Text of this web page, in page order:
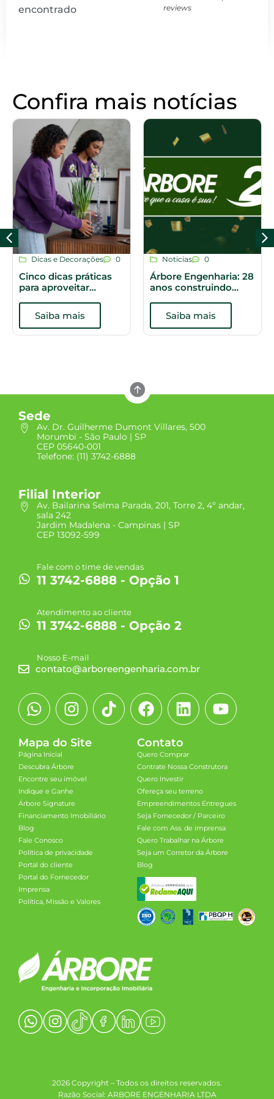
encontrado
reviews
Confira mais notícias
Dicas e Decorações 0
Cinco dicas práticas
para aproveitar
apartamento
Saiba mais
Noticias 0
Árbore Engenharia: 28
anos construindo
Saiba mais
Sede
Av. Dr. Guilherme Dumont Villares, 500
Morumbi - São Paulo | SP
CEP 05640-001
Telefone: (11) 3742-6888
Filial Interior
Av. Bailarina Selma Parada, 201, Torre 2, 4º andar,
sala 242
Jardim Madalena - Campinas | SP
CEP 13092-599
Fale com o time de vendas
11 3742-6888 - Opção 1
Atendimento ao cliente
11 3742-6888 - Opção 2
Nosso E-mail
contato@arboreengenharia.com.br
Mapa do Site
Página Inicial
Descubra Árbore
Encontre seu imóvel
Indique e Ganhe
Árbore Signature
Financiamento Imobiliário
Blog
Fale Conosco
Política de privacidade
Portal do cliente
Portal do Fornecedor
Imprensa
Política, Missão e Valores
Contato
Quero Comprar
Contrate Nossa Construtora
Quero Investir
Ofereça seu terreno
Empreendimentos Entregues
Seja Fornecedor / Parceiro
Fale com Ass. de imprensa
Quero Trabalhar na Árbore
Seja um Corretor da Árbore
Blog
2026 Copyright – Todos os direitos reservados.
Razão Social: ARBORE ENGENHARIA LTDA